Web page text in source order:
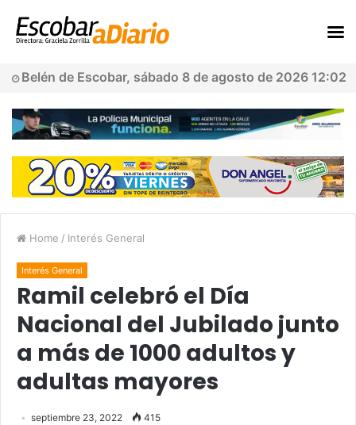
Belén de Escobar, sábado 8 de agosto de 2026 12:02
Home / Interés General
Interés General
Ramil celebró el Día
Nacional del Jubilado junto
a más de 1000 adultos y
adultas mayores
septiembre 23, 2022 415